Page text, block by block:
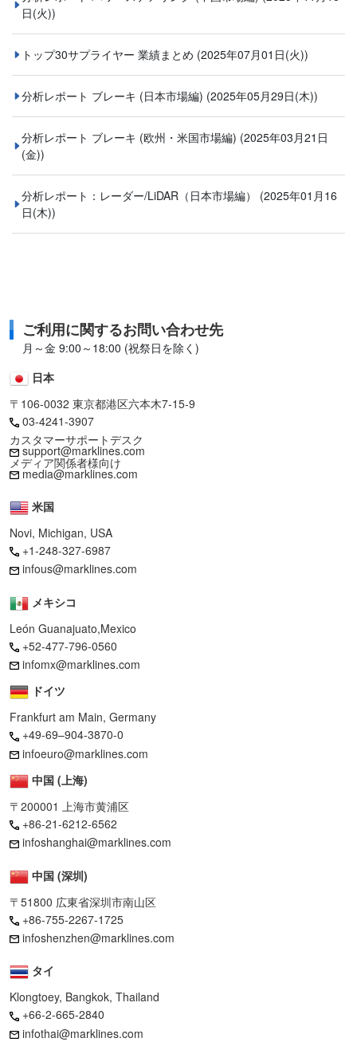
日(火))
トップ30サプライヤー 業績まとめ (2025年07月01日(火))
分析レポート ブレーキ (日本市場編) (2025年05月29日(木))
分析レポート ブレーキ (欧州・米国市場編) (2025年03月21日
(金))
分析レポート：レーダー/LiDAR（日本市場編） (2025年01月16
日(木))
ご利用に関するお問い合わせ先
月～金 9:00～18:00 (祝祭日を除く)
日本
〒106-0032 東京都港区六本木7-15-9
03-4241-3907
カスタマーサポートデスク
support@marklines.com
メディア関係者様向け
media@marklines.com
米国
Novi, Michigan, USA
+1-248-327-6987
infous@marklines.com
メキシコ
León Guanajuato,Mexico
+52-477-796-0560
infomx@marklines.com
ドイツ
Frankfurt am Main, Germany
+49-69–904-3870-0
infoeuro@marklines.com
中国 (上海)
〒200001 上海市黄浦区
+86-21-6212-6562
infoshanghai@marklines.com
中国 (深圳)
〒51800 広東省深圳市南山区
+86-755-2267-1725
infoshenzhen@marklines.com
タイ
Klongtoey, Bangkok, Thailand
+66-2-665-2840
infothai@marklines.com